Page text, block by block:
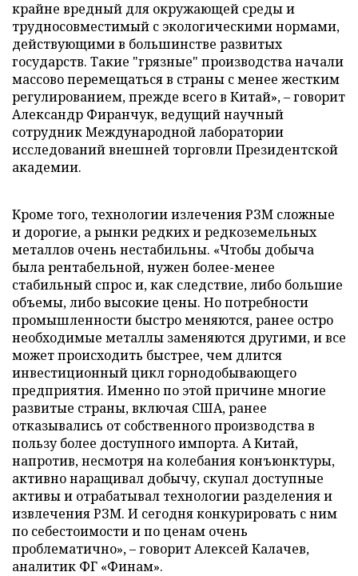
крайне вредный для окружающей среды и
трудносовместимый с экологическими нормами,
действующими в большинстве развитых
государств. Такие "грязные" производства начали
массово перемещаться в страны с менее жестким
регулированием, прежде всего в Китай», – говорит
Александр Фиранчук, ведущий научный
сотрудник Международной лаборатории
исследований внешней торговли Президентской
академии.
Кроме того, технологии излечения РЗМ сложные
и дорогие, а рынки редких и редкоземельных
металлов очень нестабильны. «Чтобы добыча
была рентабельной, нужен более-менее
стабильный спрос и, как следствие, либо большие
объемы, либо высокие цены. Но потребности
промышленности быстро меняются, ранее остро
необходимые металлы заменяются другими, и все
может происходить быстрее, чем длится
инвестиционный цикл горнодобывающего
предприятия. Именно по этой причине многие
развитые страны, включая США, ранее
отказывались от собственного производства в
пользу более доступного импорта. А Китай,
напротив, несмотря на колебания конъюнктуры,
активно наращивал добычу, скупал доступные
активы и отрабатывал технологии разделения и
извлечения РЗМ. И сегодня конкурировать с ним
по себестоимости и по ценам очень
проблематично», – говорит Алексей Калачев,
аналитик ФГ «Финам».